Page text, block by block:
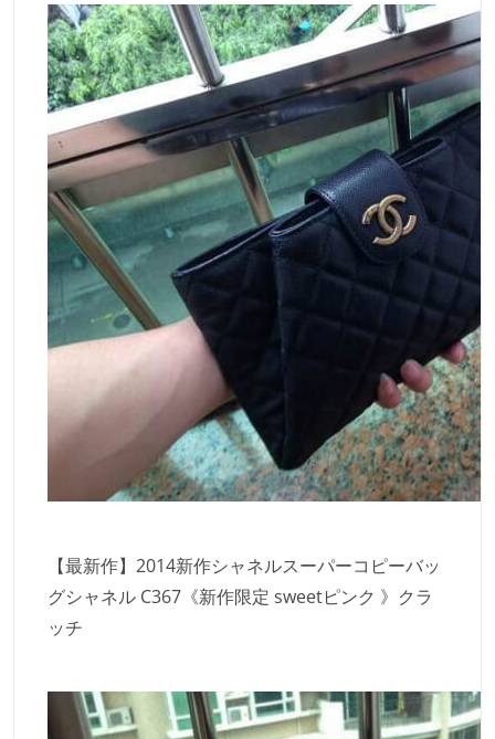
【最新作】2014新作シャネルスーパーコピーバッ
グシャネル C367《新作限定 sweetピンク 》クラ
ッチ